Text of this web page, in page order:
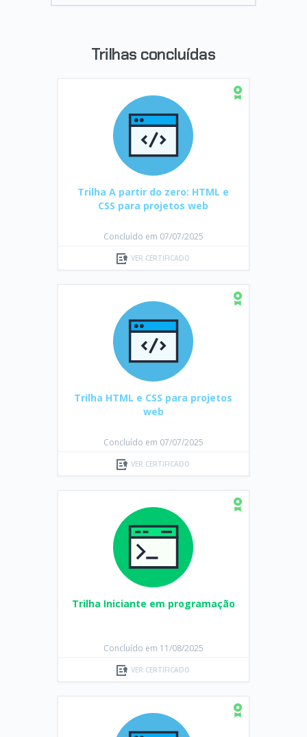
Trilhas concluídas
Trilha A partir do zero: HTML e
CSS para projetos web
Concluído em 07/07/2025
VER CERTIFICADO
Trilha HTML e CSS para projetos
web
Concluído em 07/07/2025
VER CERTIFICADO
Trilha Iniciante em programação
Concluído em 11/08/2025
VER CERTIFICADO